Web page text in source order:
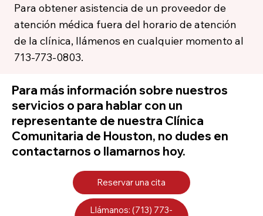
Para más información sobre nuestros
servicios o para hablar con un
representante de nuestra Clínica
Comunitaria de Houston, no dudes en
contactarnos o llamarnos hoy.
Reservar una cita
Llámanos: (713) 773-
Para obtener asistencia de un proveedor de
atención médica fuera del horario de atención
de la clínica, llámenos en cualquier momento al
713-773-0803.